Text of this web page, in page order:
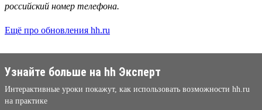
российский номер телефона.
Ещё про обновления hh.ru
Узнайте больше на hh Эксперт
Интерактивные уроки покажут, как использовать возможности hh.ru
на практике